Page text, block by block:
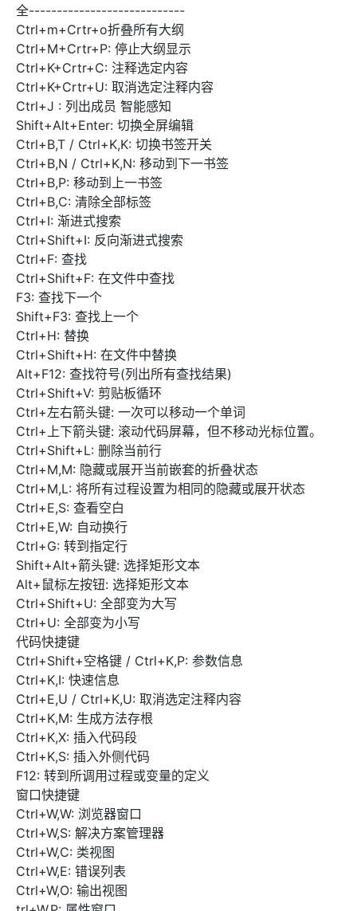
全----------------------------
Ctrl+m+Crtr+o折叠所有大纲
Ctrl+M+Crtr+P: 停止大纲显示
Ctrl+K+Crtr+C: 注释选定内容
Ctrl+K+Crtr+U: 取消选定注释内容
Ctrl+J : 列出成员 智能感知
Shift+Alt+Enter: 切换全屏编辑
Ctrl+B,T / Ctrl+K,K: 切换书签开关
Ctrl+B,N / Ctrl+K,N: 移动到下一书签
Ctrl+B,P: 移动到上一书签
Ctrl+B,C: 清除全部标签
Ctrl+I: 渐进式搜索
Ctrl+Shift+I: 反向渐进式搜索
Ctrl+F: 查找
Ctrl+Shift+F: 在文件中查找
F3: 查找下一个
Shift+F3: 查找上一个
Ctrl+H: 替换
Ctrl+Shift+H: 在文件中替换
Alt+F12: 查找符号(列出所有查找结果)
Ctrl+Shift+V: 剪贴板循环
Ctrl+左右箭头键: 一次可以移动一个单词
Ctrl+上下箭头键: 滚动代码屏幕，但不移动光标位置。
Ctrl+Shift+L: 删除当前行
Ctrl+M,M: 隐藏或展开当前嵌套的折叠状态
Ctrl+M,L: 将所有过程设置为相同的隐藏或展开状态
Ctrl+E,S: 查看空白
Ctrl+E,W: 自动换行
Ctrl+G: 转到指定行
Shift+Alt+箭头键: 选择矩形文本
Alt+鼠标左按钮: 选择矩形文本
Ctrl+Shift+U: 全部变为大写
Ctrl+U: 全部变为小写
代码快捷键
Ctrl+Shift+空格键 / Ctrl+K,P: 参数信息
Ctrl+K,I: 快速信息
Ctrl+E,U / Ctrl+K,U: 取消选定注释内容
Ctrl+K,M: 生成方法存根
Ctrl+K,X: 插入代码段
Ctrl+K,S: 插入外侧代码
F12: 转到所调用过程或变量的定义
窗口快捷键
Ctrl+W,W: 浏览器窗口
Ctrl+W,S: 解决方案管理器
Ctrl+W,C: 类视图
Ctrl+W,E: 错误列表
Ctrl+W,O: 输出视图